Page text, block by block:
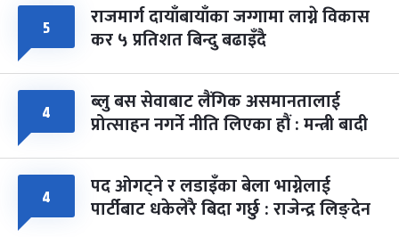
५ राजमार्ग दायाँबायाँका जग्गामा लाग्ने विकास
कर ५ प्रतिशत बिन्दु बढाइँदै
४ ब्लु बस सेवाबाट लैंगिक असमानतालाई
प्रोत्साहन नगर्ने नीति लिएका हौं : मन्त्री बादी
४ पद ओगट्ने र लडाइँका बेला भाग्नेलाई
पार्टीबाट धकेलेरै बिदा गर्छु : राजेन्द्र लिङ्देन